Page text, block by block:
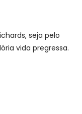
seja pelo
vida pregressa.